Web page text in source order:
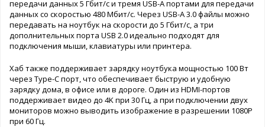
передачи данных 5 Гбит/с и тремя USB-A портами для передачи
данных со скоростью 480 Мбит/с. Через USB-A 3.0 файлы можно
передавать на ноутбук на скорости до 5 Гбит/с, а три
дополнительных порта USB 2.0 идеально подходят для
подключения мыши, клавиатуры или принтера.
Хаб также поддерживает зарядку ноутбука мощностью 100 Вт
через Type-C порт, что обеспечивает быструю и удобную
зарядку дома, в офисе или в дороге. Один из HDMI-портов
поддерживает видео до 4K при 30 Гц, а при подключении двух
мониторов можно выводить изображение в разрешении 1080P
при 60 Гц.